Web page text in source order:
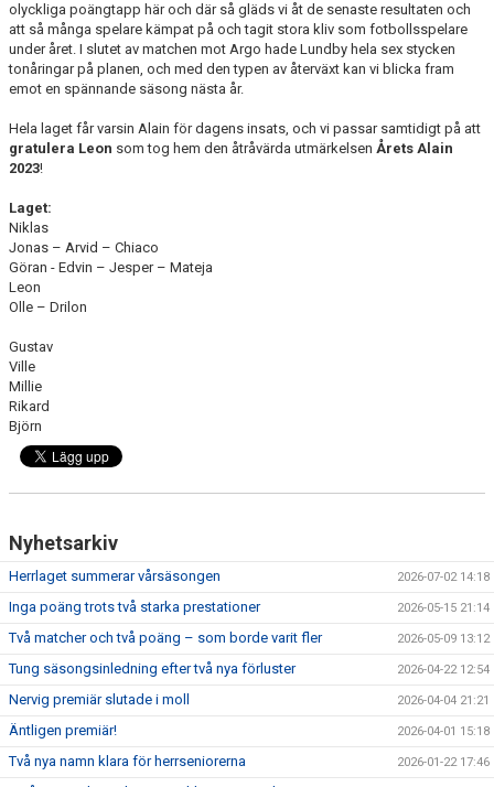
olyckliga poängtapp här och där så gläds vi åt de senaste resultaten och
att så många spelare kämpat på och tagit stora kliv som fotbollsspelare
under året. I slutet av matchen mot Argo hade Lundby hela sex stycken
tonåringar på planen, och med den typen av återväxt kan vi blicka fram
emot en spännande säsong nästa år.
Hela laget får varsin Alain för dagens insats, och vi passar samtidigt på att
gratulera Leon som tog hem den åtråvärda utmärkelsen Årets Alain
2023!
Laget:
Niklas
Jonas – Arvid – Chiaco
Göran - Edvin – Jesper – Mateja
Leon
Olle – Drilon
Gustav
Ville
Millie
Rikard
Björn
Nyhetsarkiv
Herrlaget summerar vårsäsongen 2026-07-02 14:18
Inga poäng trots två starka prestationer 2026-05-15 21:14
Två matcher och två poäng – som borde varit fler 2026-05-09 13:12
Tung säsongsinledning efter två nya förluster 2026-04-22 12:54
Nervig premiär slutade i moll 2026-04-04 21:21
Äntligen premiär! 2026-04-01 15:18
Två nya namn klara för herrseniorerna 2026-01-22 17:46